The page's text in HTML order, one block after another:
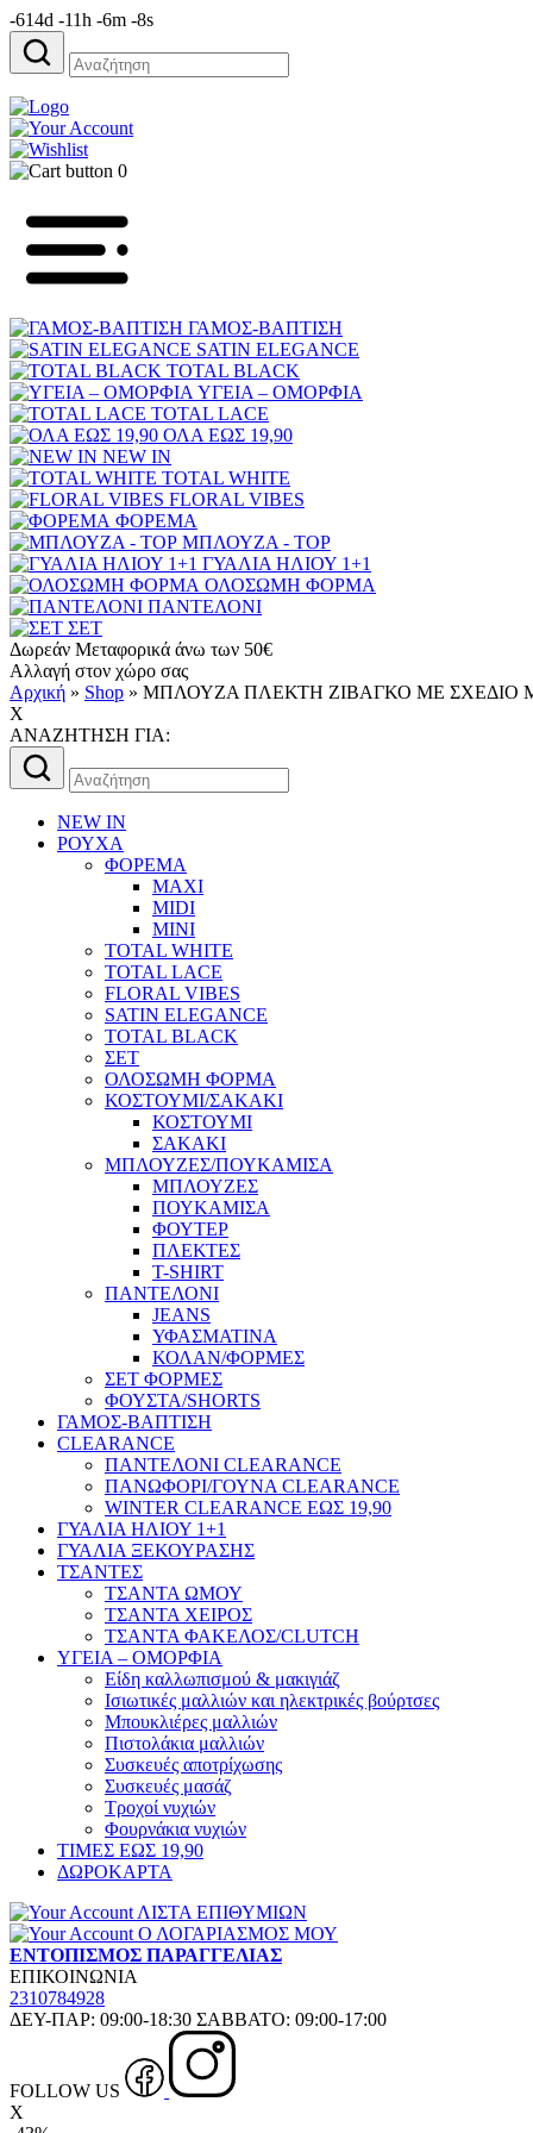
-614d -11h -6m -8s
Αναζήτηση
για:
0
ΓΑΜΟΣ-ΒΑΠΤΙΣΗ
SATIN ELEGANCE
TOTAL BLACK
ΥΓΕΙΑ – ΟΜΟΡΦΙΑ
TOTAL LACE
ΟΛΑ ΕΩΣ 19,90
NEW IN
TOTAL WHITE
FLORAL VIBES
ΦΟΡΕΜΑ
ΜΠΛΟΥΖΑ - TOP
ΓΥΑΛΙΑ ΗΛΙΟΥ 1+1
ΟΛΟΣΩΜΗ ΦΟΡΜΑ
ΠΑΝΤΕΛΟΝΙ
ΣΕΤ
Δωρεάν Μεταφορικά άνω των 50€
Αλλαγή στον χώρο σας
Αρχική » Shop » MΠΛΟΥΖΑ ΠΛΕΚΤΗ ΖΙΒΑΓΚΟ ΜΕ ΣΧΕΔΙΟ
X
AΝΑΖΗΤΗΣΗ ΓΙΑ:
Αναζήτηση
για:
NEW IN
ΡΟΥΧΑ
ΦΟΡΕΜΑ
MAXI
MIDI
MINI
TOTAL WHITE
TOTAL LACE
FLORAL VIBES
SATIN ELEGANCE
TOTAL BLACK
ΣΕΤ
ΟΛΟΣΩΜΗ ΦΟΡΜΑ
ΚΟΣΤΟΥΜΙ/ΣΑΚΑΚΙ
ΚΟΣΤΟΥΜΙ
ΣΑΚΑΚΙ
ΜΠΛΟΥΖΕΣ/ΠΟΥΚΑΜΙΣΑ
ΜΠΛΟΥΖΕΣ
ΠΟΥΚΑΜΙΣΑ
ΦΟΥΤΕΡ
ΠΛΕΚΤΕΣ
T-SHIRT
ΠΑΝΤΕΛΟΝΙ
JEANS
ΥΦΑΣΜΑΤΙΝΑ
ΚΟΛΑΝ/ΦΟΡΜΕΣ
ΣΕΤ ΦΟΡΜΕΣ
ΦΟΥΣΤΑ/SHORTS
ΓΑΜΟΣ-ΒΑΠΤΙΣΗ
CLEARANCE
ΠΑΝΤΕΛΟΝΙ CLEARANCE
ΠΑΝΩΦΟΡΙ/ΓΟΥΝΑ CLEARANCE
WINTER CLEARANCE ΕΩΣ 19,90
ΓΥΑΛΙΑ ΗΛΙΟΥ 1+1
ΓΥΑΛΙΑ ΞΕΚΟΥΡΑΣΗΣ
ΤΣΑΝΤΕΣ
ΤΣΑΝΤΑ ΩΜΟΥ
ΤΣΑΝΤΑ ΧΕΙΡΟΣ
ΤΣΑΝΤΑ ΦΑΚΕΛΟΣ/CLUTCH
ΥΓΕΙΑ – ΟΜΟΡΦΙΑ
Είδη καλλωπισμού & μακιγιάζ
Ισιωτικές μαλλιών και ηλεκτρικές βούρτσες
Μπουκλιέρες μαλλιών
Πιστολάκια μαλλιών
Συσκευές αποτρίχωσης
Συσκευές μασάζ
Τροχοί νυχιών
Φουρνάκια νυχιών
ΤΙΜΕΣ ΕΩΣ 19,90
ΔΩΡΟΚΑΡΤΑ
ΛΙΣΤΑ ΕΠΙΘΥΜΙΩΝ
Ο ΛΟΓΑΡΙΑΣΜΟΣ ΜΟΥ
ΕΝΤΟΠΙΣΜΟΣ ΠΑΡΑΓΓΕΛΙΑΣ
ΕΠΙΚΟΙΝΩΝΙΑ
2310784928
ΔΕΥ-ΠΑΡ: 09:00-18:30 ΣΑΒΒΑΤΟ: 09:00-17:00
FOLLOW US
X